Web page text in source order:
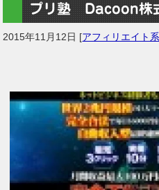
プリ塾 Dacoon株
2015年11月12日 [アフィリエイト系